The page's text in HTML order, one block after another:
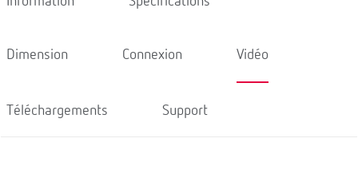
Dimension Connexion Vidéo
Téléchargements Support